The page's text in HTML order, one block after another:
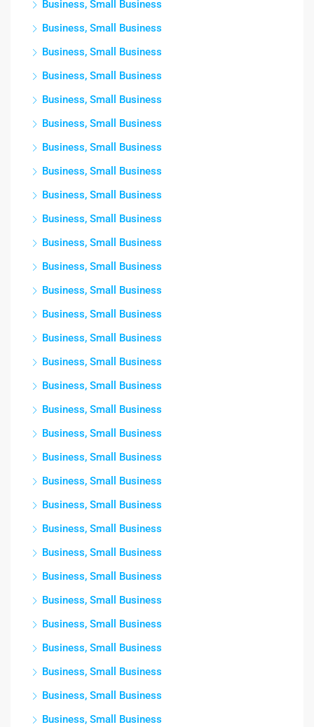
Business, Small Business
Business, Small Business
Business, Small Business
Business, Small Business
Business, Small Business
Business, Small Business
Business, Small Business
Business, Small Business
Business, Small Business
Business, Small Business
Business, Small Business
Business, Small Business
Business, Small Business
Business, Small Business
Business, Small Business
Business, Small Business
Business, Small Business
Business, Small Business
Business, Small Business
Business, Small Business
Business, Small Business
Business, Small Business
Business, Small Business
Business, Small Business
Business, Small Business
Business, Small Business
Business, Small Business
Business, Small Business
Business, Small Business
Business, Small Business
Business, Small Business